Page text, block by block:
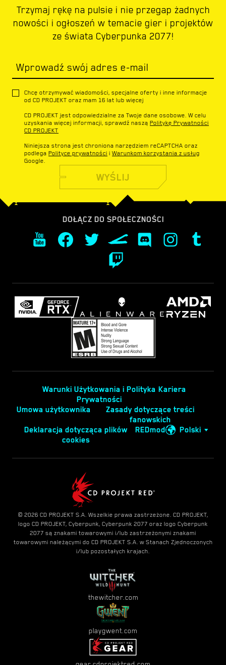
Trzymaj rękę na pulsie i nie przegap żadnych
nowości i ogłoszeń w temacie gier i projektów
ze świata Cyberpunka 2077!
Wprowadź swój adres e-mail
Chcę otrzymywać wiadomości, specjalne oferty i inne informacje
od CD PROJEKT oraz mam 16 lat lub więcej
CD PROJEKT jest odpowiedzialne za Twoje dane osobowe. W celu
uzyskania więcej informacji, sprawdź naszą Politykę Prywatności
CD PROJEKT
Niniejsza strona jest chroniona narzędziem reCAPTCHA oraz
podlega Polityce prywatności i Warunkom korzystania z usług
Google.
WYŚLIJ
DOŁĄCZ DO SPOŁECZNOŚCI
Warunki Użytkowania i Polityka
Prywatności
Kariera
Umowa użytkownika
Zasady dotyczące treści
fanowskich
Deklaracja dotycząca plików
cookies
REDmod Polski
© 2026 CD PROJEKT S.A. Wszelkie prawa zastrzeżone. CD PROJEKT,
logo CD PROJEKT, Cyberpunk, Cyberpunk 2077 oraz logo Cyberpunk
2077 są znakami towarowymi i/lub zastrzeżonymi znakami
towarowymi należącymi do CD PROJEKT S.A. w Stanach Zjednoczonych
i/lub pozostałych krajach.
thewitcher.com
playgwent.com